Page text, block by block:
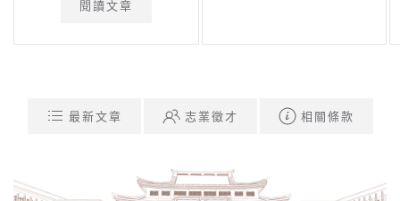
閱讀文章
最新文章 志業徵才 相關條款